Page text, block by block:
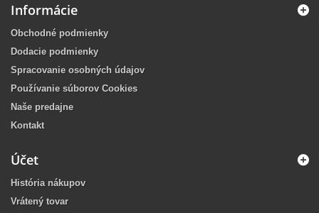
Informácie
Obchodné podmienky
Dodacie podmienky
Spracovanie osobných údajov
Používanie súborov Cookies
Naše predajne
Kontakt
Účet
História nákupov
Vrátený tovar